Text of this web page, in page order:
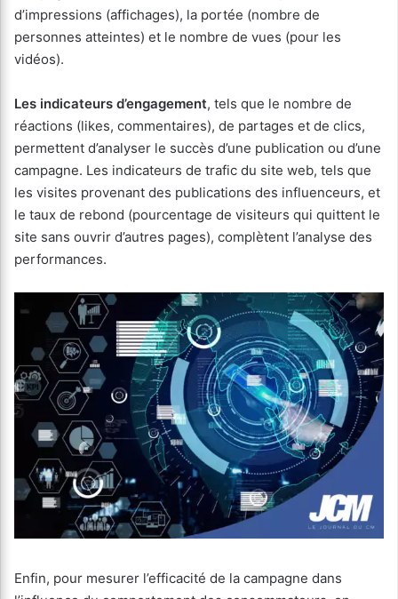
d’impressions (affichages), la portée (nombre de
personnes atteintes) et le nombre de vues (pour les
vidéos).
Les indicateurs d’engagement, tels que le nombre de
réactions (likes, commentaires), de partages et de clics,
permettent d’analyser le succès d’une publication ou d’une
campagne. Les indicateurs de trafic du site web, tels que
les visites provenant des publications des influenceurs, et
le taux de rebond (pourcentage de visiteurs qui quittent le
site sans ouvrir d’autres pages), complètent l’analyse des
performances.
Enfin, pour mesurer l’efficacité de la campagne dans